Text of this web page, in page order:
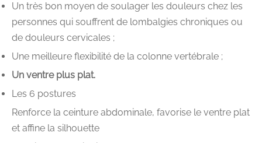
Un très bon moyen de soulager les douleurs chez les
personnes qui souffrent de lombalgies chroniques ou
de douleurs cervicales ;
Une meilleure flexibilité de la colonne vertébrale ;
Un ventre plus plat.
Les 6 postures
Renforce la ceinture abdominale, favorise le ventre plat
et affine la silhouette